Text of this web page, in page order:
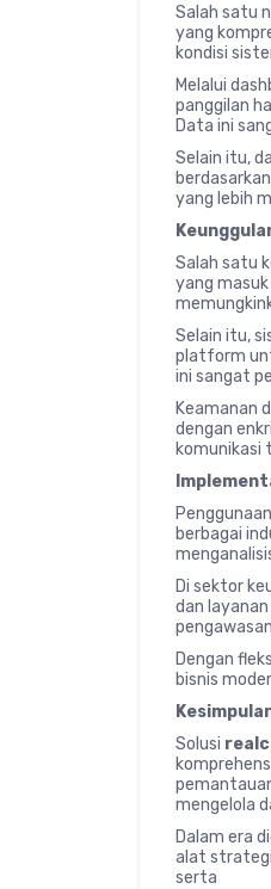
Salah satu
yang
kondisi
Melalui
panggilan
Data ini
Selain itu,
yang lebih
Salah satu
yang
Selain itu,
platform
ini sangat
Keamanan
dengan
komunikasi
Penggunaan
berbagai
Di sektor
dan
Dengan
bisnis
Solusi
mengelola
Dalam era
alat
serta